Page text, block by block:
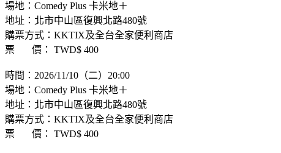
場地：Comedy Plus 卡米地＋
地址：北市中山區復興北路480號
購票方式：KKTIX及全台全家便利商店
票 價： TWD$ 400
時間：2026/11/10（二）20:00
場地：Comedy Plus 卡米地＋
地址：北市中山區復興北路480號
購票方式：KKTIX及全台全家便利商店
票 價： TWD$ 400